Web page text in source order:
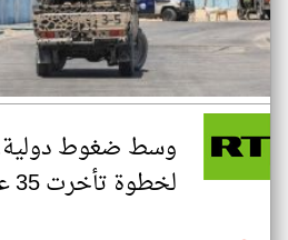
وسط ضغوط
لخطوة تأخرت 35 عاما